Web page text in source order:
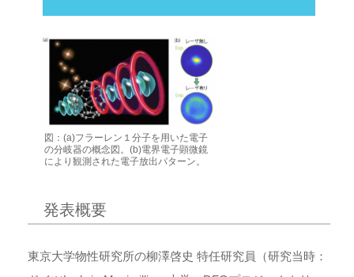
図：(a)フラーレン１分子を用いた電子
の分岐器の概念図。(b)電界電子顕微鏡
により観測された電子放出パターン。
発表概要
東京大学物性研究所の柳澤啓史 特任研究員（研究当時：